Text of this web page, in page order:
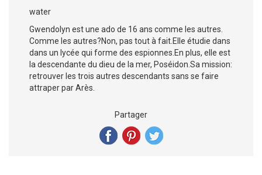
water
Gwendolyn est une ado de 16 ans comme les autres.
Comme les autres?Non, pas tout à fait.Elle étudie dans
dans un lycée qui forme des espionnes.En plus, elle est
la descendante du dieu de la mer, Poséidon.Sa mission:
retrouver les trois autres descendants sans se faire
attraper par Arès.
Partager